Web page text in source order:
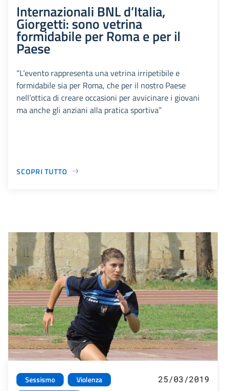
Internazionali BNL d’Italia,
Giorgetti: sono vetrina
formidabile per Roma e per il
Paese
“L’evento rappresenta una vetrina irripetibile e
formidabile sia per Roma, che per il nostro Paese
nell’ottica di creare occasioni per avvicinare i giovani
ma anche gli anziani alla pratica sportiva”
SCOPRI TUTTO
Sessismo
Violenza
25/03/2019